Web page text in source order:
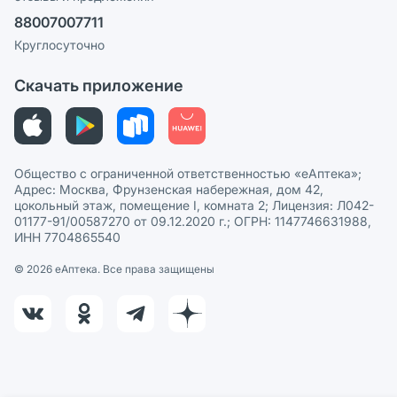
Ваши товары на ЕАПТЕКЕ
Пользовательское соглашение
Политика рекомендаций
Этика и соответствие
Политика в отношении обработки персональных данных
88007007711
Круглосуточно
Скачать приложение
Общество с ограниченной ответственностью «еАптека»;
Адрес: Москва, Фрунзенская набережная, дом 42,
цокольный этаж, помещение I, комната 2; Лицензия: Л042-
01177-91/00587270 от 09.12.2020 г.; ОГРН: 1147746631988,
ИНН 7704865540
© 2026 eАптека. Все права защищены